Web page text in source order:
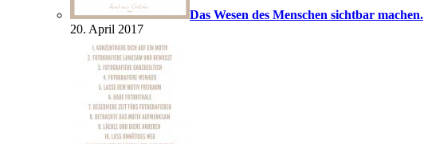
Das Wesen des Menschen sichtbar machen.
20. April 2017